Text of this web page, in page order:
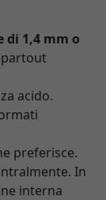
di 1,4 mm o
acido.
preferisce.
In
interna